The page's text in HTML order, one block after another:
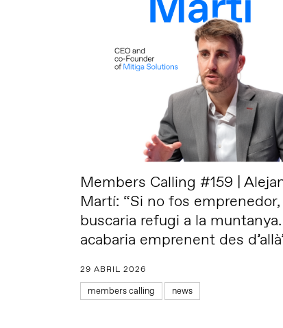
Members Calling #159 |
Martí: “Si no fos emprenedor,
buscaria refugi a la
acabaria emprenent des
29 ABRIL 2026
members calling news